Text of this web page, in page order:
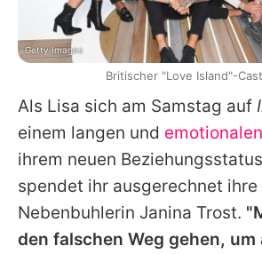
Als Lisa sich am Samstag auf
einem langen und
ihrem neuen
spendet ihr ausgerechnet
Nebenbuhlerin Janina Trost.
den falschen Weg gehen, um
Getty Images
Britischer "Love Island"-